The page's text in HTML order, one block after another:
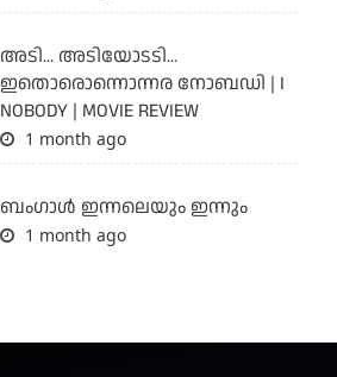
അടി... അടിയോടടി...
ഇതൊരൊന്നൊന്നര നോബഡി | I
NOBODY | MOVIE REVIEW
1 month ago
ബംഗാള്‍ ഇന്നലെയും ഇന്നും
1 month ago